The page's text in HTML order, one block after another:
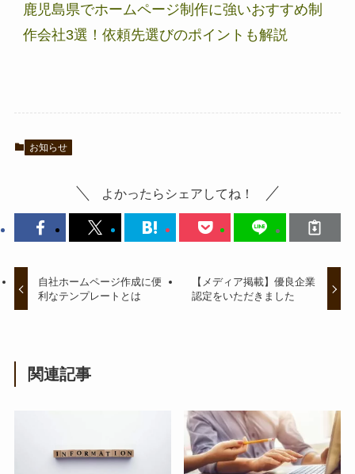
鹿児島県でホームページ制作に強いおすすめ制
作会社3選！依頼先選びのポイントも解説
お知らせ
よかったらシェアしてね！
自社ホームページ作成に便
利なテンプレートとは
【メディア掲載】優良企業
認定をいただきました
関連記事